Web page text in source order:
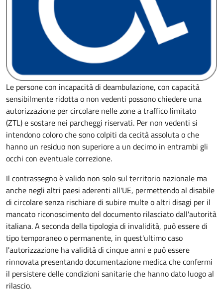
Le persone con incapacità di deambulazione, con capacità
sensibilmente ridotta o non vedenti possono chiedere una
autorizzazione per circolare nelle zone a traffico limitato
(ZTL) e sostare nei parcheggi riservati. Per non vedenti si
intendono coloro che sono colpiti da cecità assoluta o che
hanno un residuo non superiore a un decimo in entrambi gli
occhi con eventuale correzione.
Il contrassegno è valido non solo sul territorio nazionale ma
anche negli altri paesi aderenti all'UE, permettendo al disabile
di circolare senza rischiare di subire multe o altri disagi per il
mancato riconoscimento del documento rilasciato dall'autorità
italiana. A seconda della tipologia di invalidità, può essere di
tipo temporaneo o permanente, in quest'ultimo caso
l'autorizzazione ha validità di cinque anni e può essere
rinnovata presentando documentazione medica che confermi
il persistere delle condizioni sanitarie che hanno dato luogo al
rilascio.